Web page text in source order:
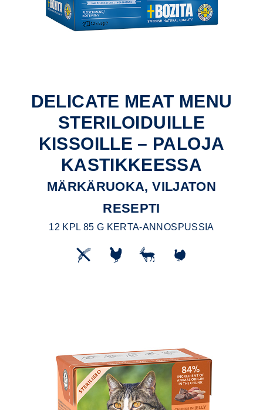
DELICATE MEAT MENU
STERILOIDUILLE
KISSOILLE – PALOJA
KASTIKKEESSA
MÄRKÄRUOKA, VILJATON
RESEPTI
12 KPL 85 G KERTA-ANNOSPUSSIA